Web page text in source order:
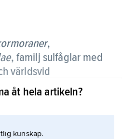
,
, familj sulfåglar med
världsvid
och näbben ganska
åt hela artikeln?
kunskap.